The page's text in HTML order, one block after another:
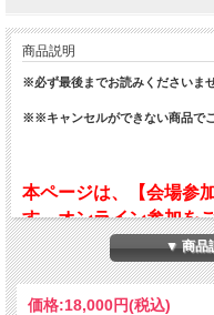
商品説明
※必ず最後までお読みくださいま
※※キャンセルができない商品で
本ページは、【会場参
す。オンライン参加を
イキャスにて販売予定
ください。
▼ 商品
価格:18,000円(税込)